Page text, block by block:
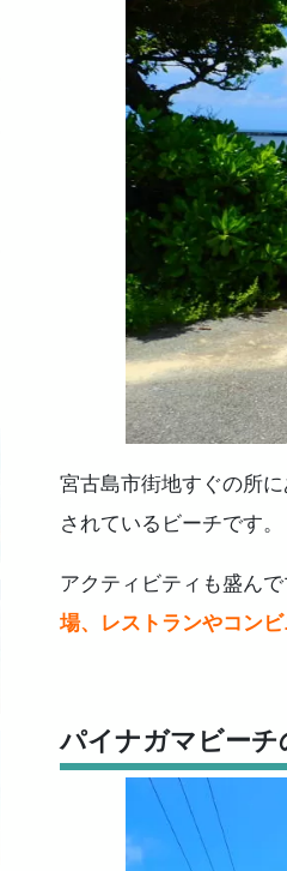
宮古島市街地すぐの所に
されているビーチです。
アクティビティも盛ん
場、レストランやコン
パイナガマビーチ